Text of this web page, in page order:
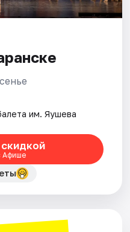
им. Яушева
Афише